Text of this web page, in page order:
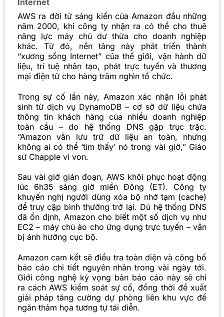
AWS ra đời từ sáng kiến của Amazon đầu những
năm 2000, khi công ty nhận ra có thể cho thuê
năng lực máy chủ dư thừa cho doanh nghiệp
khác. Từ đó, nền tảng này phát triển thành
“xương sống Internet” của thế giới, vận hành dữ
liệu, trí tuệ nhân tạo, phát trực tuyến và thương
mại điện tử cho hàng trăm nghìn tổ chức.
Trong sự cố lần này, Amazon xác nhận lỗi phát
sinh từ dịch vụ DynamoDB – cơ sở dữ liệu chứa
thông tin khách hàng của nhiều doanh nghiệp
toàn cầu – do hệ thống DNS gặp trục trặc.
“Amazon vẫn lưu trữ dữ liệu an toàn, nhưng
không ai có thể ‘tìm thấy’ nó trong vài giờ,” Giáo
sư Chapple ví von.
Sau vài giờ gián đoạn, AWS khôi phục hoạt động
lúc 6h35 sáng giờ miền Đông (ET). Công ty
khuyến nghị người dùng xóa bộ nhớ tạm (cache)
để truy cập bình thường trở lại. Dù hệ thống DNS
đã ổn định, Amazon cho biết một số dịch vụ như
EC2 – máy chủ ảo cho ứng dụng trực tuyến – vẫn
bị ảnh hưởng cục bộ.
Amazon cam kết sẽ điều tra toàn diện và công bố
báo cáo chi tiết nguyên nhân trong vài ngày tới.
Giới công nghệ kỳ vọng bản báo cáo này sẽ chỉ
ra cách AWS kiểm soát sự cố, đồng thời đề xuất
giải pháp tăng cường dự phòng liên khu vực để
ngăn thảm họa tương tự tái diễn.